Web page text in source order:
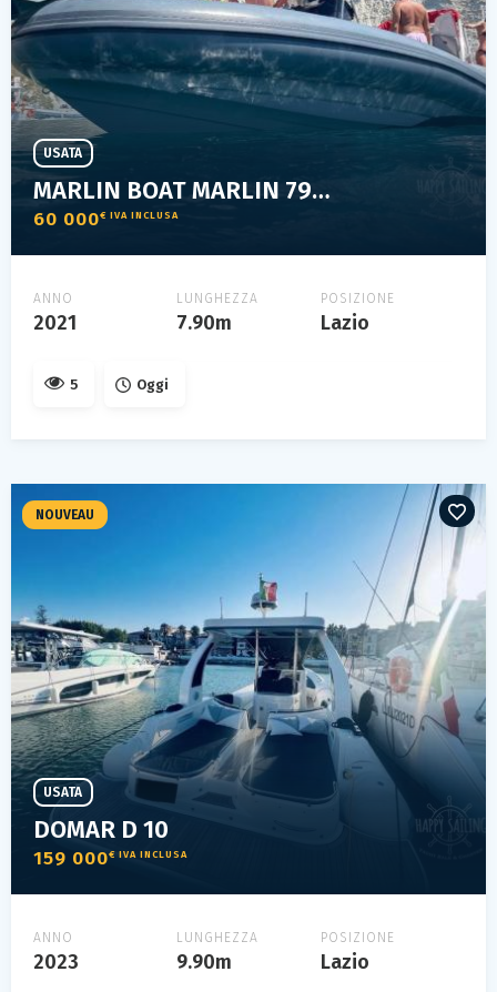
MARLIN BOAT MARLIN 790 DYNAMIC FB
60 000€ IVA INCLUSA
USATA
ANNO
2021
LUNGHEZZA
7.90m
POSIZIONE
Lazio
5 Oggi
DOMAR D 10
159 000€ IVA INCLUSA
USATA
ANNO
2023
LUNGHEZZA
9.90m
POSIZIONE
Lazio
NOUVEAU